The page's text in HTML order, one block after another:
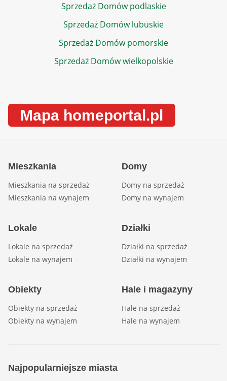
Sprzedaż Domów podlaskie
Sprzedaż Domów lubuskie
Sprzedaż Domów pomorskie
Sprzedaż Domów wielkopolskie
Mapa homeportal.pl
Mieszkania
Mieszkania na sprzedaż
Mieszkania na wynajem
Domy
Domy na sprzedaż
Domy na wynajem
Lokale
Lokale na sprzedaż
Lokale na wynajem
Działki
Działki na sprzedaż
Działki na wynajem
Obiekty
Obiekty na sprzedaż
Obiekty na wynajem
Hale i magazyny
Hale na sprzedaż
Hale na wynajem
Najpopularniejsze miasta